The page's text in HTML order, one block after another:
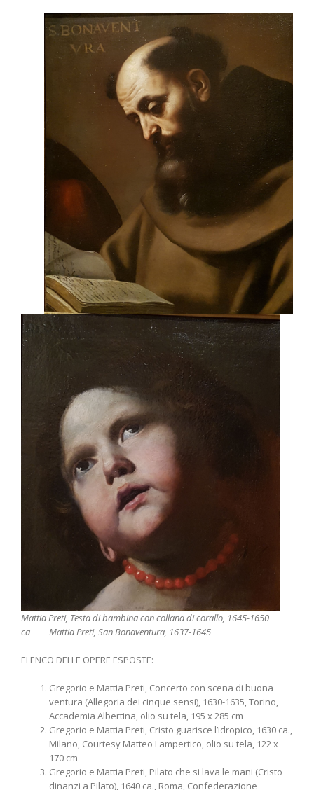
Mattia Preti, Testa di bambina con collana di corallo, 1645-1650
ca Mattia Preti, San Bonaventura, 1637-1645
ELENCO DELLE OPERE ESPOSTE:
Gregorio e Mattia Preti, Concerto con scena di buona
ventura (Allegoria dei cinque sensi), 1630-1635, Torino,
Accademia Albertina, olio su tela, 195 x 285 cm
Gregorio e Mattia Preti, Cristo guarisce l’idropico, 1630 ca.,
Milano, Courtesy Matteo Lampertico, olio su tela, 122 x
170 cm
Gregorio e Mattia Preti, Pilato che si lava le mani (Cristo
dinanzi a Pilato), 1640 ca., Roma, Confederazione